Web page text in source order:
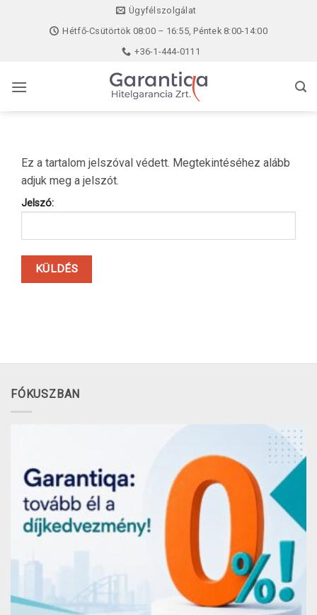
Ügyfélszolgálat
Hétfő-Csütörtök 08:00 – 16:55, Péntek 8:00-14:00
+36-1-444-0111
Ez a tartalom jelszóval védett. Megtekintéséhez alább
adjuk meg a jelszót.
Jelszó:
FÓKUSZBAN